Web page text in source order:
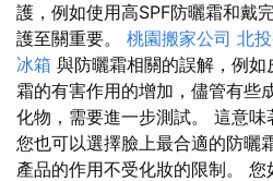
護，例如使用高SPF防曬霜和戴
護至關重要。 桃園搬家公司 北
冰箱 與防曬霜相關的誤解，例
霜的有害作用的增加，儘管有些
化物，需要進一步測試。 這意味
您也可以選擇臉上最合適的防曬
產品的作用不受化妝的限制。